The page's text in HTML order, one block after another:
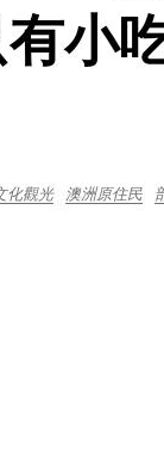
小
化觀光 澳洲原住民